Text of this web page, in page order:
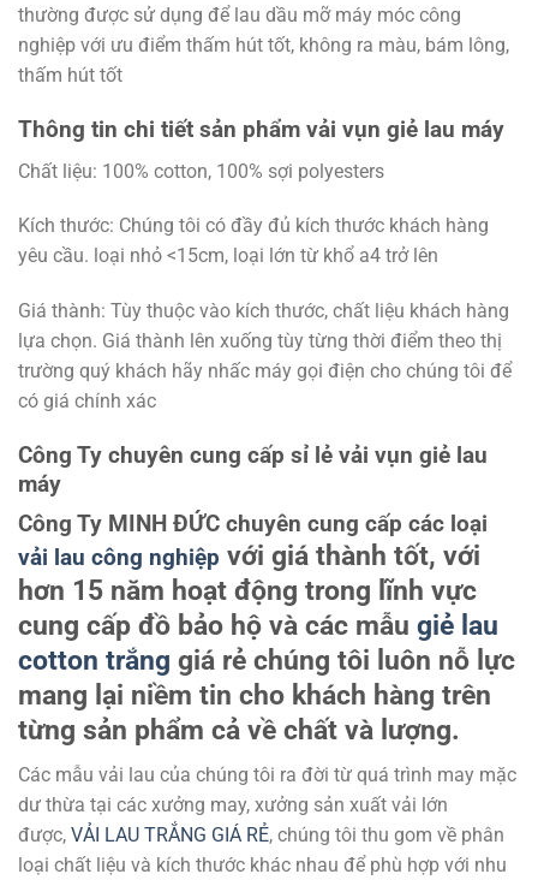
thường được sử dụng để lau dầu mỡ máy móc công
nghiệp với ưu điểm thấm hút tốt, không ra màu, bám lông,
thấm hút tốt
Thông tin chi tiết sản phẩm vải vụn giẻ lau máy
Chất liệu: 100% cotton, 100% sợi polyesters
Kích thước: Chúng tôi có đầy đủ kích thước khách hàng
yêu cầu. loại nhỏ <15cm, loại lớn từ khổ a4 trở lên
Giá thành: Tùy thuộc vào kích thước, chất liệu khách hàng
lựa chọn. Giá thành lên xuống tùy từng thời điểm theo thị
trường quý khách hãy nhấc máy gọi điện cho chúng tôi để
có giá chính xác
Công Ty chuyên cung cấp sỉ lẻ vải vụn giẻ lau
máy
Công Ty MINH ĐỨC chuyên cung cấp các loại
vải lau công nghiệp với giá thành tốt, với
hơn 15 năm hoạt động trong lĩnh vực
cung cấp đồ bảo hộ và các mẫu giẻ lau
cotton trắng giá rẻ chúng tôi luôn nỗ lực
mang lại niềm tin cho khách hàng trên
từng sản phẩm cả về chất và lượng.
Các mẫu vải lau của chúng tôi ra đời từ quá trình may mặc
dư thừa tại các xưởng may, xưởng sản xuất vải lớn
được, VẢI LAU TRẮNG GIÁ RẺ, chúng tôi thu gom về phân
loại chất liệu và kích thước khác nhau để phù hợp với nhu